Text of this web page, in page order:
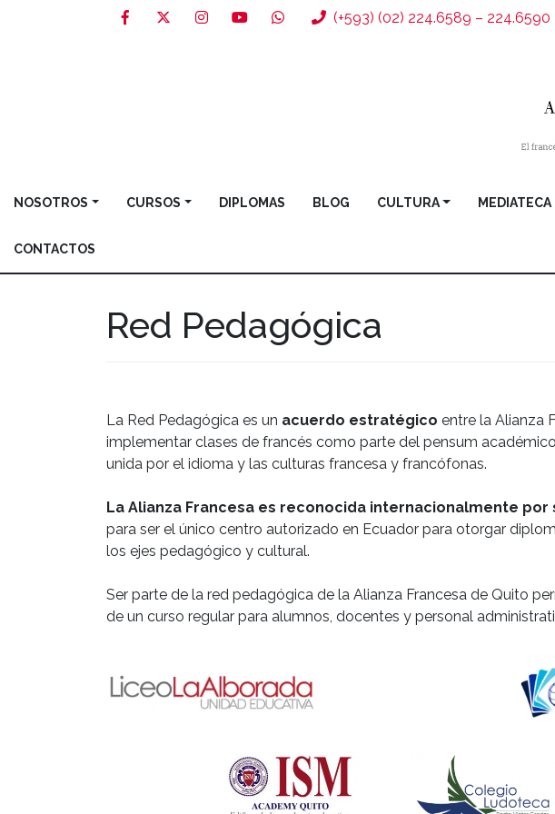
(+593) (02) 224.6589 – 224.6590
NOSOTROS CURSOS DIPLOMAS BLOG CULTURA MEDIATECA
CONTACTOS
Red Pedagógica
La Red Pedagógica es un acuerdo estratégico entre la Alianza
implementar clases de francés como parte del pensum
unida por el idioma y las culturas francesa y francófonas.
La Alianza Francesa es reconocida internacionalmente
para ser el único centro autorizado en Ecuador para otorgar
los ejes pedagógico y cultural.
Ser parte de la red pedagógica de la Alianza Francesa de Quito
de un curso regular para alumnos, docentes y personal